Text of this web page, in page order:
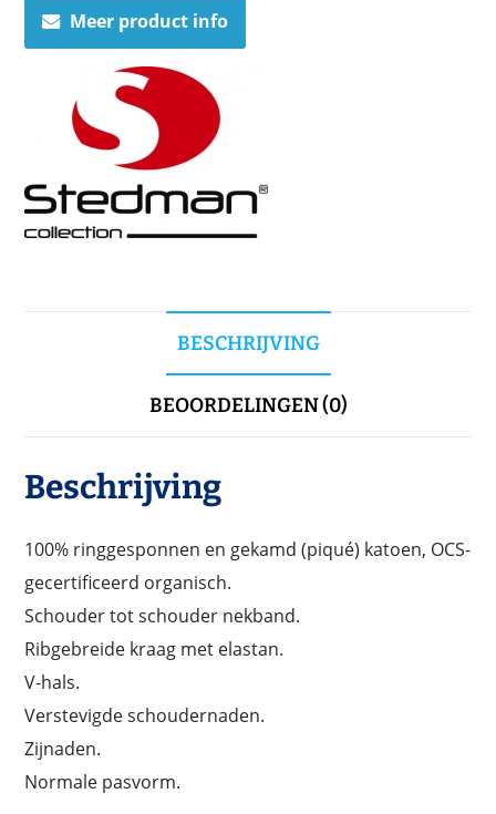
Meer product info
BESCHRIJVING
BEOORDELINGEN (0)
Beschrijving
100% ringgesponnen en gekamd (piqué) katoen, OCS-
gecertificeerd organisch.
Schouder tot schouder nekband.
Ribgebreide kraag met elastan.
V-hals.
Verstevigde schoudernaden.
Zijnaden.
Normale pasvorm.